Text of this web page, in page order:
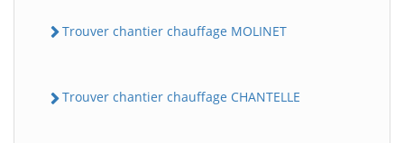
Trouver chantier chauffage MOLINET
Trouver chantier chauffage CHANTELLE